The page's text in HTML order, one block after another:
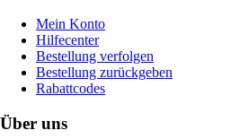
Mein Konto
Hilfecenter
Bestellung verfolgen
Bestellung zurückgeben
Rabattcodes
Über uns